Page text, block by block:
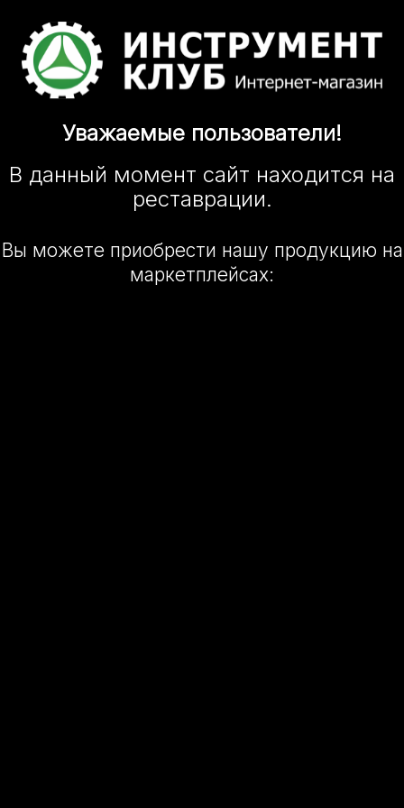
Уважаемые пользователи!
В данный момент сайт находится на
реставрации.
Вы можете приобрести нашу продукцию на
маркетплейсах: